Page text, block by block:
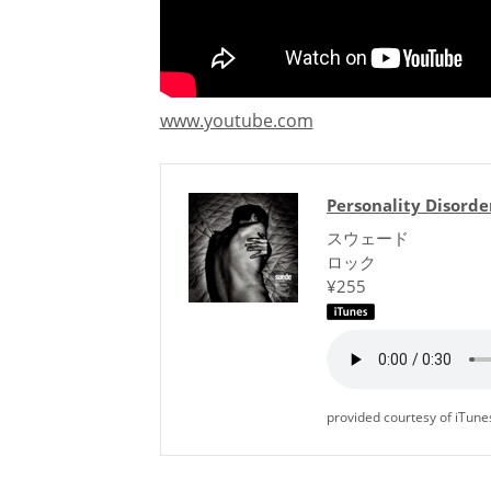
www.youtube.com
Personality
スウェード
ロック
¥255
provided courtesy of